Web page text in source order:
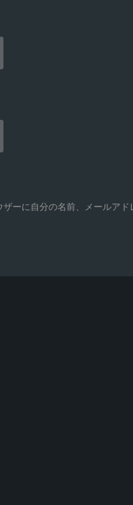
ーに自分の名前、メールア